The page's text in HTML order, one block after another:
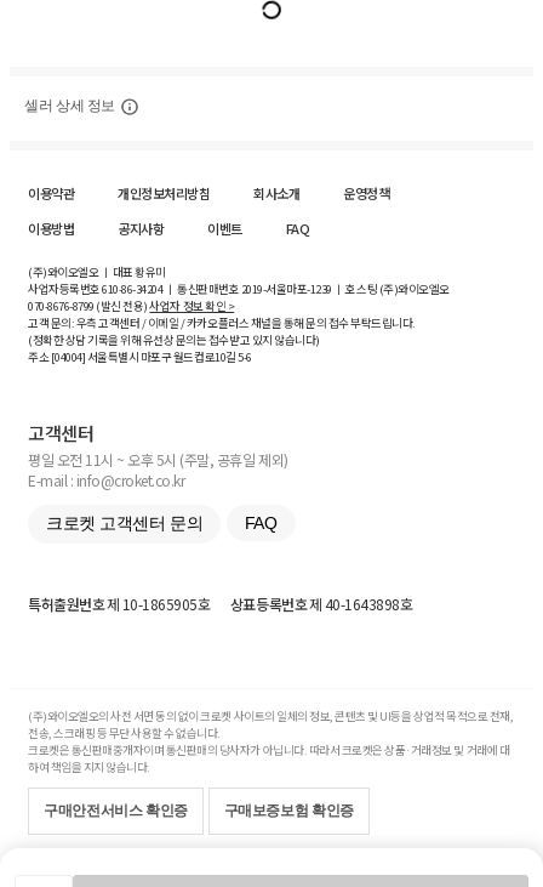
셀러 상세 정보
이용약관 개인정보처리방침 회사소개
운영정책
이용방법
공지사항 이벤트 FAQ
(주)와이오엘오 ㅣ 대표 황유미
사업자등록번호610-86-34204ㅣ 통신판매번호 2019-서울마포-1239 ㅣ 호스팅 (주)와이오엘오
070-8676-8799 (발신 전용)사업자 정보 확인 >
고객 문의: 우측 고객센터 / 이메일 / 카카오플러스 채널을 통해 문의 접수 부탁드립니다.
(정확한 상담 기록을 위해 유선상 문의는 접수받고 있지 않습니다)
주소 [04004] 서울특별시 마포구 월드컵로10길5-6
고객센터
평일 오전 11시 ~ 오후 5시 (주말, 공휴일 제외)
E-mail : info@croket.co.kr
크로켓 고객센터 문의 FAQ
특허출원번호제 10-1865905호 상표등록번호제 40-1643898호
(주)와이오엘오의 사전 서면 동의 없이 크로켓 사이트의 일체의 정보, 콘텐츠 및 UI등을 상업적 목적으로 전재,
전송, 스크래핑 등 무단 사용할 수 없습니다.
크로켓은 통신판매중개자이며 통신판매의 당사자가 아닙니다. 따라서 크로켓은 상품·거래정보 및 거래에 대
하여 책임을 지지 않습니다.
구매안전서비스 확인증 구매보증보험 확인증